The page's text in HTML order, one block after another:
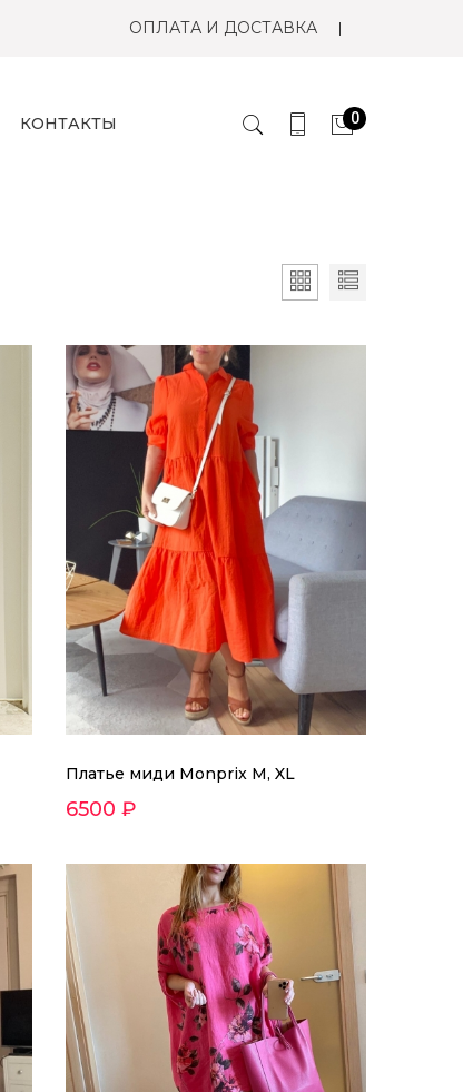
ОПЛАТА И ДОСТАВКА
КОНТАКТЫ 0
Платье миди Мonprix M, XL
6500 ₽